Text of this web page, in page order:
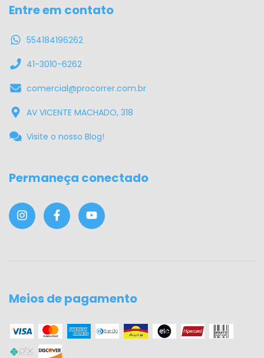
Entre em contato
554184196262
41-3010-6262
comercial@procorrer.com.br
AV VICENTE MACHADO, 318
Visite o nosso Blog!
Permaneça conectado
Meios de pagamento